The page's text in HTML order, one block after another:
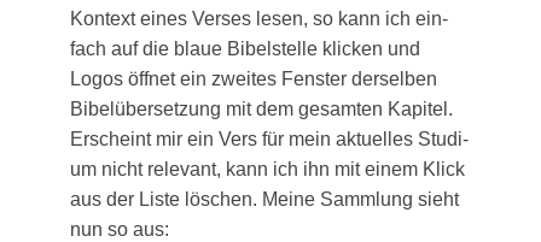
Kon­text eines Ver­ses lesen, so kann ich ein­
fach auf die blaue Bibel­stel­le kli­cken und
Logos öff­net ein zwei­tes Fens­ter der­sel­ben
Bibel­über­set­zung mit dem gesam­ten Kapi­tel.
Erscheint mir ein Vers für mein aktu­el­les Stu­di­
um nicht rele­vant, kann ich ihn mit einem Klick
aus der Lis­te löschen. Mei­ne Samm­lung sieht
nun so aus: